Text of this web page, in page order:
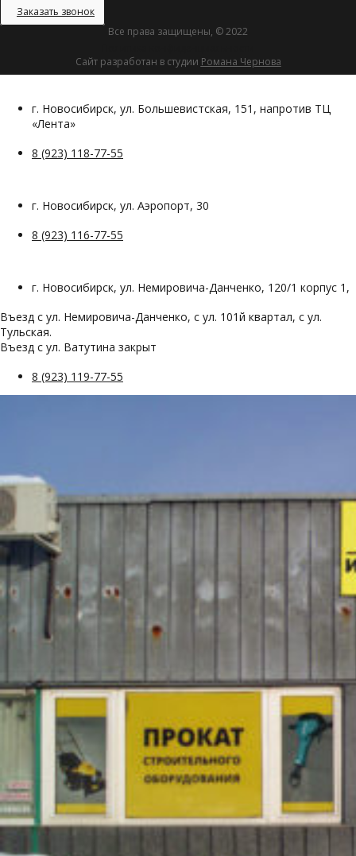
Заказать звонок
Все права защищены, © 2022
Сайт разработан в студии Романа Чернова
г. Новосибирск, ул. Большевистская, 151, напротив ТЦ
«Лента»
8 (923) 118-77-55
г. Новосибирск, ул. Аэропорт, 30
8 (923) 116-77-55
г. Новосибирск, ул. Немировича-Данченко, 120/1 корпус 1,
Въезд с ул. Немировича-Данченко, с ул. 101й квартал, с ул.
Тульская.
Въезд с ул. Ватутина закрыт
8 (923) 119-77-55